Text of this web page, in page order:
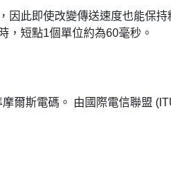
此即使改變傳送速度也能保
，短點1個單位約為60毫秒。
爾斯電碼。 由國際電信聯盟